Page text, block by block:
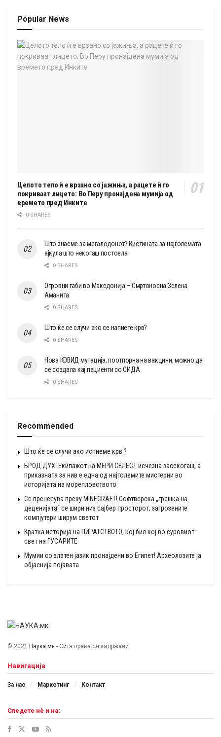
Popular News
Целото тело ѝ е врзано со јажиња, а рацете ѝ го
покриваат лицето: Во Перу пронајдена мумија од
времето пред Инките
0 SHARES
Што знаеме за мегалодонот? Вистината за најголемата
ајкула што некогаш постоела
0 SHARES
Отровни габи во Македонија – Смртоносна Зелена
Аманита
0 SHARES
Што ќе се случи ако се напиете крв?
0 SHARES
Нова КОВИД мутација, поотпорна на вакцини, можно да
се создала кај пациенти со СИДА
0 SHARES
Recommended
Што ќе се случи ако испиеме крв ?
БРОД ДУХ: Екипажот на МЕРИ СЕЛЕСТ исчезна засекогаш, а
приказната за нив е една од најголемите мистерии во
историјата на морепловството
Се пренесува преку MINECRAFT! Софтверска „грешка на
деценијата“ се шири низ сајбер просторот, загрозените
компјутери ширум светот
Кратка историја на ПИРАТСТВОТО, кој бил кој во суровиот
свет на ГУСАРИТЕ
Мумии со златен јазик пронајдени во Египет! Археолозите ја
објаснија појавата
© 2021 Наука.мк - Сита права се задржани
Навигација
За нас Маркетинг Контакт
Следете нѐ и на: